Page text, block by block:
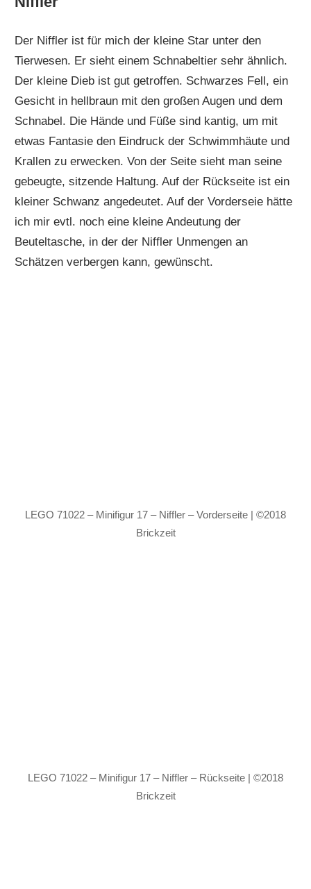
Der Niffler ist für mich der kleine Star unter den
Tierwesen. Er sieht einem Schnabeltier sehr ähnlich.
Der kleine Dieb ist gut getroffen. Schwarzes Fell, ein
Gesicht in hellbraun mit den großen Augen und dem
Schnabel. Die Hände und Füße sind kantig, um mit
etwas Fantasie den Eindruck der Schwimmhäute und
Krallen zu erwecken. Von der Seite sieht man seine
gebeugte, sitzende Haltung. Auf der Rückseite ist ein
kleiner Schwanz angedeutet. Auf der Vorderseie hätte
ich mir evtl. noch eine kleine Andeutung der
Beuteltasche, in der der Niffler Unmengen an
Schätzen verbergen kann, gewünscht.
LEGO 71022 – Minifigur 17 – Niffler – Vorderseite | ©2018
Brickzeit
LEGO 71022 – Minifigur 17 – Niffler – Rückseite | ©2018
Brickzeit